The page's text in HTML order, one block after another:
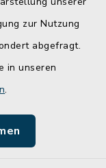
zur Nutzung
abgefragt.
in unseren
.